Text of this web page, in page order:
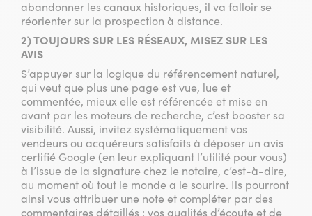
abandonner les canaux historiques, il va falloir se
réorienter sur la prospection à distance.
2) TOUJOURS SUR LES RÉSEAUX, MISEZ SUR LES
AVIS
S’appuyer sur la logique du référencement naturel,
qui veut que plus une page est vue, lue et
commentée, mieux elle est référencée et mise en
avant par les moteurs de recherche, c’est booster sa
visibilité. Aussi, invitez systématiquement vos
vendeurs ou acquéreurs satisfaits à déposer un avis
certifié Google (en leur expliquant l’utilité pour vous)
à l’issue de la signature chez le notaire, c’est-à-dire,
au moment où tout le monde a le sourire. Ils pourront
ainsi vous attribuer une note et compléter par des
commentaires détaillés : vos qualités d’écoute et de